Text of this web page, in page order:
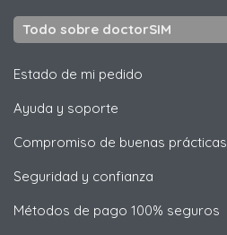
Todo sobre doctorSIM
Estado de mi pedido
Ayuda y soporte
Compromiso de buenas prácticas
Seguridad y confianza
Métodos de pago 100% seguros